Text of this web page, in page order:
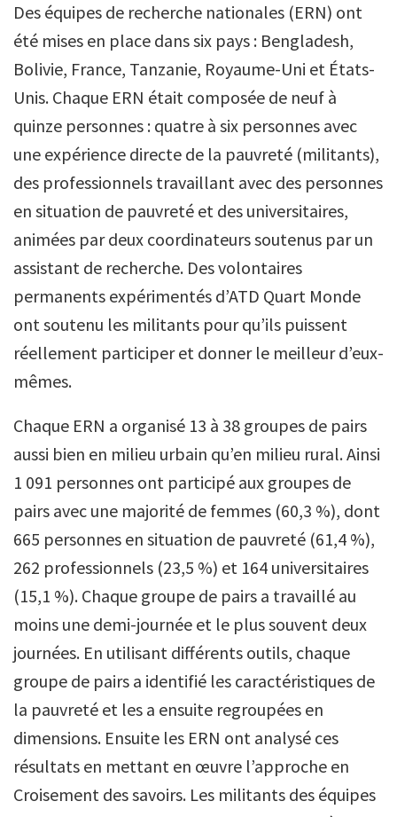
Des équipes de recherche nationales (ERN) ont
été mises en place dans six pays : Bengladesh,
Bolivie, France, Tanzanie, Royaume-Uni et États-
Unis. Chaque ERN était composée de neuf à
quinze personnes : quatre à six personnes avec
une expérience directe de la pauvreté (militants),
des professionnels travaillant avec des personnes
en situation de pauvreté et des universitaires,
animées par deux coordinateurs soutenus par un
assistant de recherche. Des volontaires
permanents expérimentés d’ATD Quart Monde
ont soutenu les militants pour qu’ils puissent
réellement participer et donner le meilleur d’eux-
mêmes.
Chaque ERN a organisé 13 à 38 groupes de pairs
aussi bien en milieu urbain qu’en milieu rural. Ainsi
1 091 personnes ont participé aux groupes de
pairs avec une majorité de femmes (60,3 %), dont
665 personnes en situation de pauvreté (61,4 %),
262 professionnels (23,5 %) et 164 universitaires
(15,1 %). Chaque groupe de pairs a travaillé au
moins une demi-journée et le plus souvent deux
journées. En utilisant différents outils, chaque
groupe de pairs a identifié les caractéristiques de
la pauvreté et les a ensuite regroupées en
dimensions. Ensuite les ERN ont analysé ces
résultats en mettant en œuvre l’approche en
Croisement des savoirs. Les militants des équipes